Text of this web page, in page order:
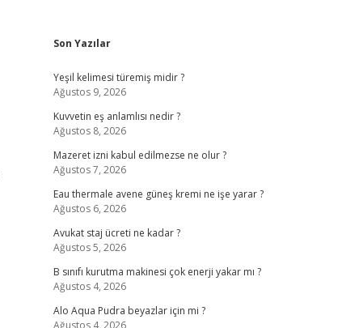
Sidebar
Son Yazılar
Yeşil kelimesi türemiş midir ?
Ağustos 9, 2026
Kuvvetin eş anlamlısı nedir ?
Ağustos 8, 2026
Mazeret izni kabul edilmezse ne olur ?
Ağustos 7, 2026
Eau thermale avene güneş kremi ne işe yarar ?
Ağustos 6, 2026
Avukat staj ücreti ne kadar ?
Ağustos 5, 2026
B sınıfı kurutma makinesi çok enerji yakar mı ?
Ağustos 4, 2026
Alo Aqua Pudra beyazlar için mi ?
Ağustos 4, 2026